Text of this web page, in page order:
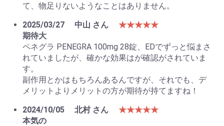
て、物足りないようなことはありません。
2025/03/27
中山 さん
★★★★★
期待大
ペネグラ PENEGRA 100mg 28錠、EDでずっと悩まさ
れていましたが、確かな効果はが確認がされていま
す。
副作用とかはもちろんあるんですが、それでも、デ
メリットよりメリットの方が期待が持てますね！
2024/10/05
北村 さん
★★★★★
本気の